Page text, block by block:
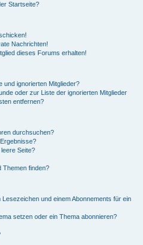
Startseite?
Nachrichten!
dieses Forums erhalten!
und ignorierten Mitglieder?
oder zur Liste der ignorierten Mitglieder
entfernen?
durchsuchen?
Seite?
Themen finden?
und einem Abonnements für ein
setzen oder ein Thema abonnieren?